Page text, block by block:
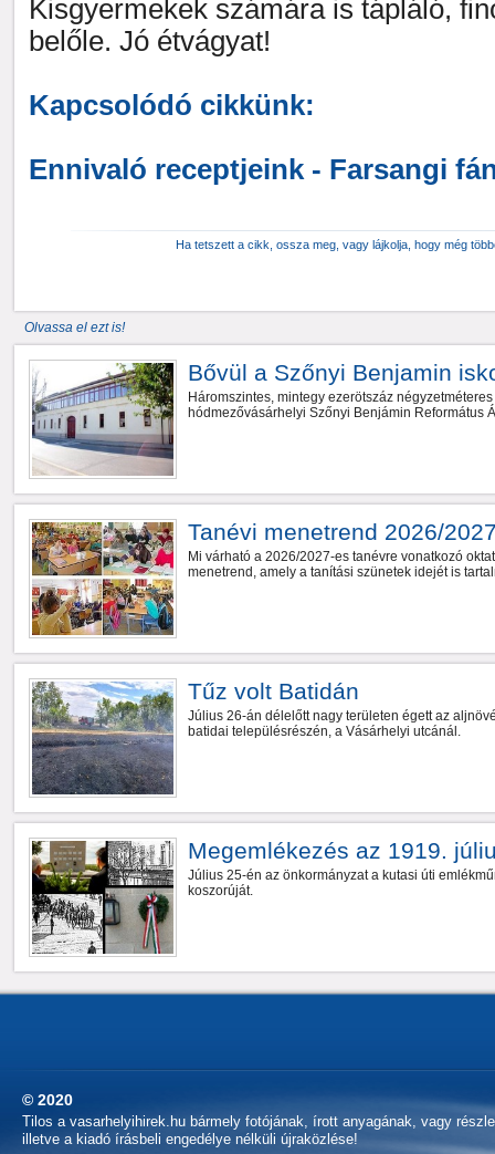
Kisgyermekek számára is tápláló,
belőle. Jó étvágyat!
Kapcsolódó cikkünk:
Ennivaló receptjeink - Farsangi
Ha tetszett a cikk, ossza meg, vagy lájkolja, hogy még
Olvassa el ezt is!
Bővül a Szőnyi Benjamin
Háromszintes, mintegy ezerötszáz
hódmezővásárhelyi Szőnyi Benjámin Református
Tanévi menetrend 2026/
Mi várható a 2026/2027-es tanévre vonatkozó
menetrend, amely a tanítási szünetek idejét is
Tűz volt Batidán
Július 26-án délelőtt nagy területen égett az
batidai településrészén, a Vásárhelyi utcánál.
Megemlékezés az 1919.
Július 25-én az önkormányzat a kutasi úti
koszorúját.
© 2020
Tilos a vasarhelyihirek.hu bármely fotójának, írott anyagának, vagy
illetve a kiadó írásbeli engedélye nélküli újraközlése!